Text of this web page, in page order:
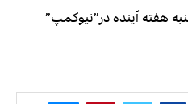
هفته آينده در”نيوكمپ”